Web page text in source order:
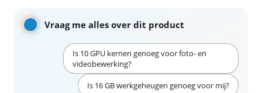
Vraag me alles over dit product
Is 10 GPU kernen genoeg voor foto- en
videobewerking?
Is 16 GB werkgeheugen genoeg voor mij?